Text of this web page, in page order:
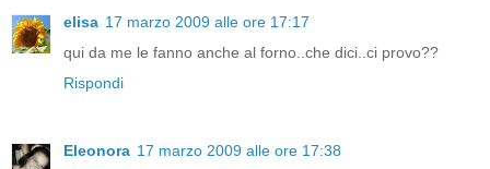
elisa 17 marzo 2009 alle ore 17:17
qui da me le fanno anche al forno..che dici..ci provo??
Rispondi
Eleonora 17 marzo 2009 alle ore 17:38